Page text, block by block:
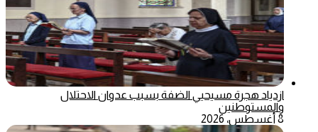
ازدياد هجرة مسيحيي الضفة بسبب عدوان الاحتلال
والمستوطنين
8 أغسطس، 2026